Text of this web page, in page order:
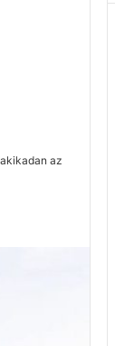
az